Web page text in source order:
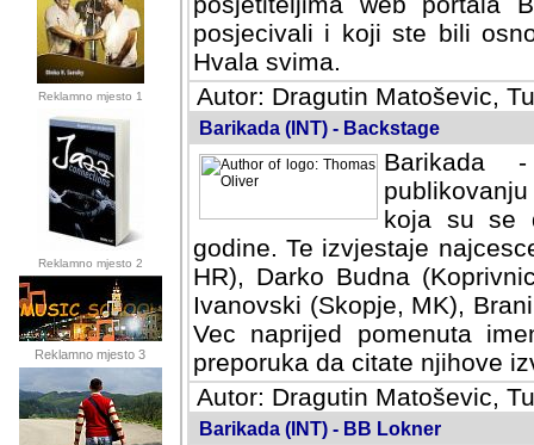
Reklamno mjesto 1
Reklamno mjesto 2
Reklamno mjesto 3
posjecivali i koji ste bili
Hvala svima.
Autor: Dragutin Matoševic,
Barikada (INT) - Backstage
Barikada
koja su se
godine. Te izvjestaje
HR), Darko Budna
Ivanovski (Skopje, MK),
Vec naprijed pomenuta
preporuka da citate njihove
Autor: Dragutin Matoševic,
Barikada (INT) - BB Lokner